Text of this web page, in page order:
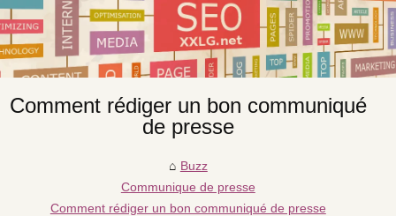
Comment rédiger un bon communiqué
de presse
Buzz
Communique de presse
Comment rédiger un bon communiqué de presse